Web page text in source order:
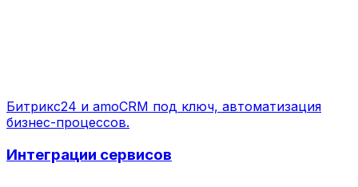
Битрикс24 и amoCRM под ключ, автоматизация
бизнес-процессов.
Интеграции сервисов